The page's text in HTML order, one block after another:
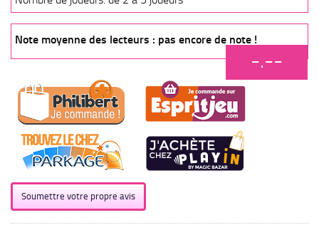
Note moyenne des lecteurs : pas encore de note !
-.--
Soumettre votre propre avis